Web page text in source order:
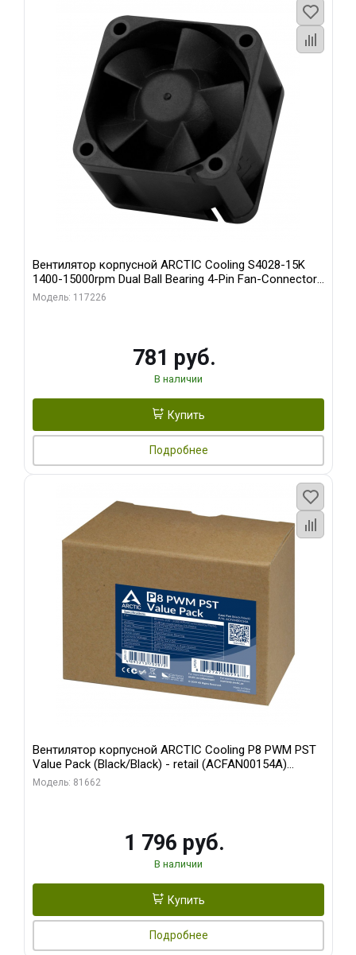
Вентилятор корпусной ARCTIC Cooling S4028-15K
1400-15000rpm Dual Ball Bearing 4-Pin Fan-Connector
(ACFAN00264A)
Модель: 117226
781 руб.
В наличии
Купить
Подробнее
Вентилятор корпусной ARCTIC Cooling P8 PWM PST
Value Pack (Black/Black) - retail (ACFAN00154A)
(702072)
Модель: 81662
1 796 руб.
В наличии
Купить
Подробнее